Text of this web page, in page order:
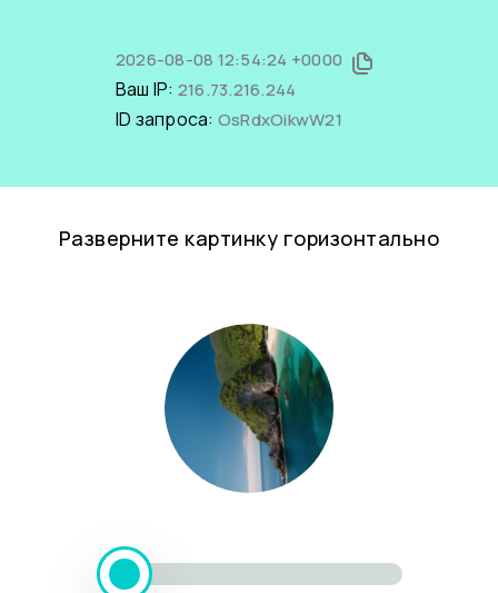
2026-08-08 12:54:24 +0000
Ваш IP: 216.73.216.244
ID запроса: OsRdxOikwW21
Разверните картинку горизонтально